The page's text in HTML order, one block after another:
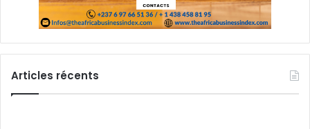
Articles récents